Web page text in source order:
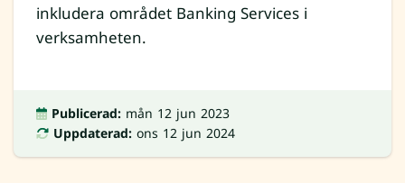
inkludera området Banking Services i
verksamheten.
Publicerad: mån 12 jun 2023
Uppdaterad: ons 12 jun 2024